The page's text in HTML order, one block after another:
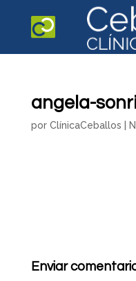
angela-
por ClínicaCeballos
Enviar